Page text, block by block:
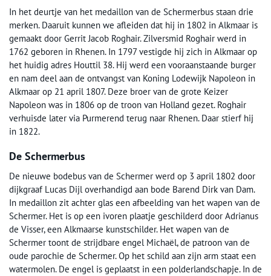
In het deurtje van het medaillon van de Schermerbus staan drie
merken. Daaruit kunnen we afleiden dat hij in 1802 in Alkmaar is
gemaakt door Gerrit Jacob Roghair. Zilversmid Roghair werd in
1762 geboren in Rhenen. In 1797 vestigde hij zich in Alkmaar op
het huidig adres Houttil 38. Hij werd een vooraanstaande burger
en nam deel aan de ontvangst van Koning Lodewijk Napoleon in
Alkmaar op 21 april 1807. Deze broer van de grote Keizer
Napoleon was in 1806 op de troon van Holland gezet. Roghair
verhuisde later via Purmerend terug naar Rhenen. Daar stierf hij
in 1822.
De Schermerbus
De nieuwe bodebus van de Schermer werd op 3 april 1802 door
dijkgraaf Lucas Dijl overhandigd aan bode Barend Dirk van Dam.
In medaillon zit achter glas een afbeelding van het wapen van de
Schermer. Het is op een ivoren plaatje geschilderd door Adrianus
de Visser, een Alkmaarse kunstschilder. Het wapen van de
Schermer toont de strijdbare engel Michaël, de patroon van de
oude parochie de Schermer. Op het schild aan zijn arm staat een
watermolen. De engel is geplaatst in een polderlandschapje. In de